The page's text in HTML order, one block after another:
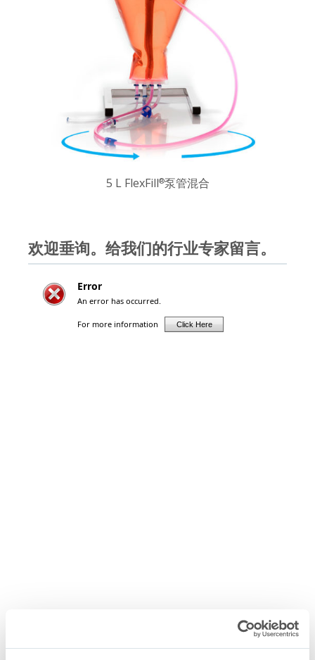
5 L FlexFill®泵管混合
欢迎垂询。给我们的行业专家留言。